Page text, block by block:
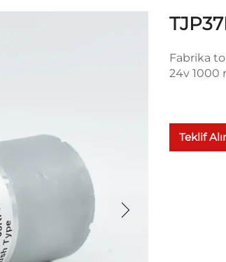
Fabrika
24v 1000
Teklif